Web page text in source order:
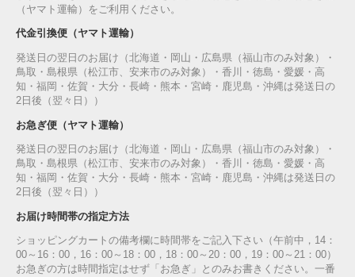
（ヤマト運輸）をご利用ください。
代金引換便（ヤマト運輸）
発送日の翌日のお届け（北海道・岡山・広島県（福山市のみ対象）・
鳥取・島根県（松江市、安来市のみ対象）・香川・徳島・愛媛・高
知・福岡・佐賀・大分・長崎・熊本・宮崎・鹿児島・沖縄は発送日の
2日後（翌々日））
お急ぎ便（ヤマト運輸）
発送日の翌日のお届け（北海道・岡山・広島県（福山市のみ対象）・
鳥取・島根県（松江市、安来市のみ対象）・香川・徳島・愛媛・高
知・福岡・佐賀・大分・長崎・熊本・宮崎・鹿児島・沖縄は発送日の
2日後（翌々日））
お届け時間帯の指定方法
ショッピングカートの備考欄に時間帯をご記入下さい（午前中，14：
00～16：00，16：00～18：00，18：00～20：00，19：00～21：00）
お急ぎの方は時間指定はせず「お急ぎ」とのみお書きください。一番